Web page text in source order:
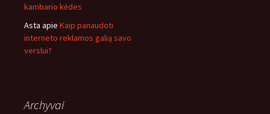
kambario kėdes
Asta apie Kaip panaudoti
interneto reklamos galią savo
verslui?
Archyvai